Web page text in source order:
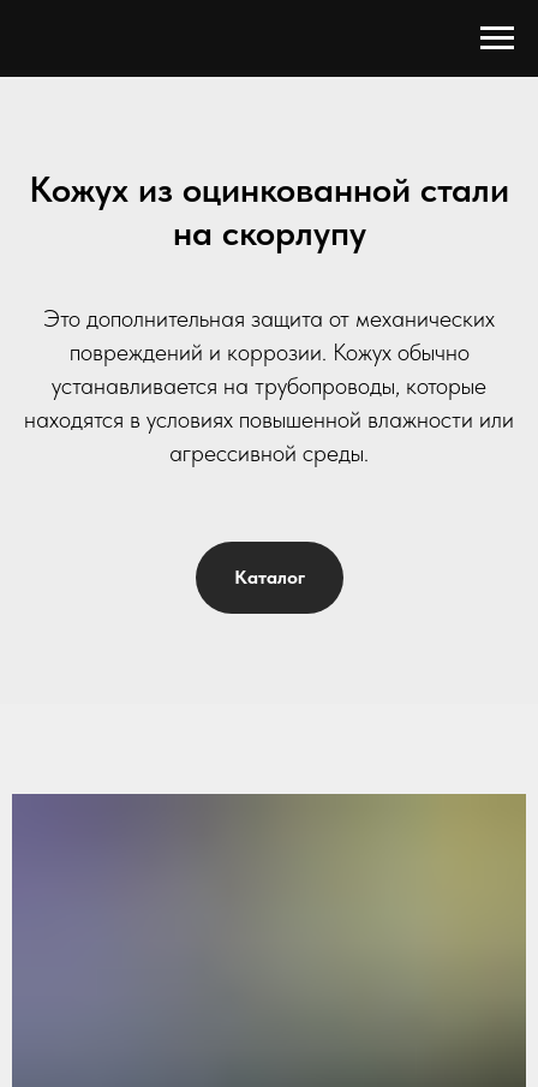
Кожух из оцинкованной стали
на скорлупу
Это дополнительная защита от механических
повреждений и коррозии. Кожух обычно
устанавливается на трубопроводы, которые
находятся в условиях повышенной влажности или
агрессивной среды.
Каталог